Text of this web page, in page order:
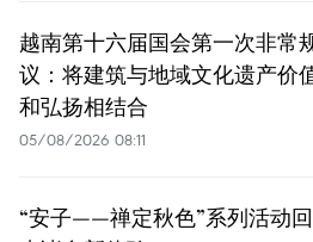
越南第十六届国会第一次非常
议：将建筑与地域文化遗产价
和弘扬相结合
05/08/2026 08:11
“安子——禅定秋色”系列活动